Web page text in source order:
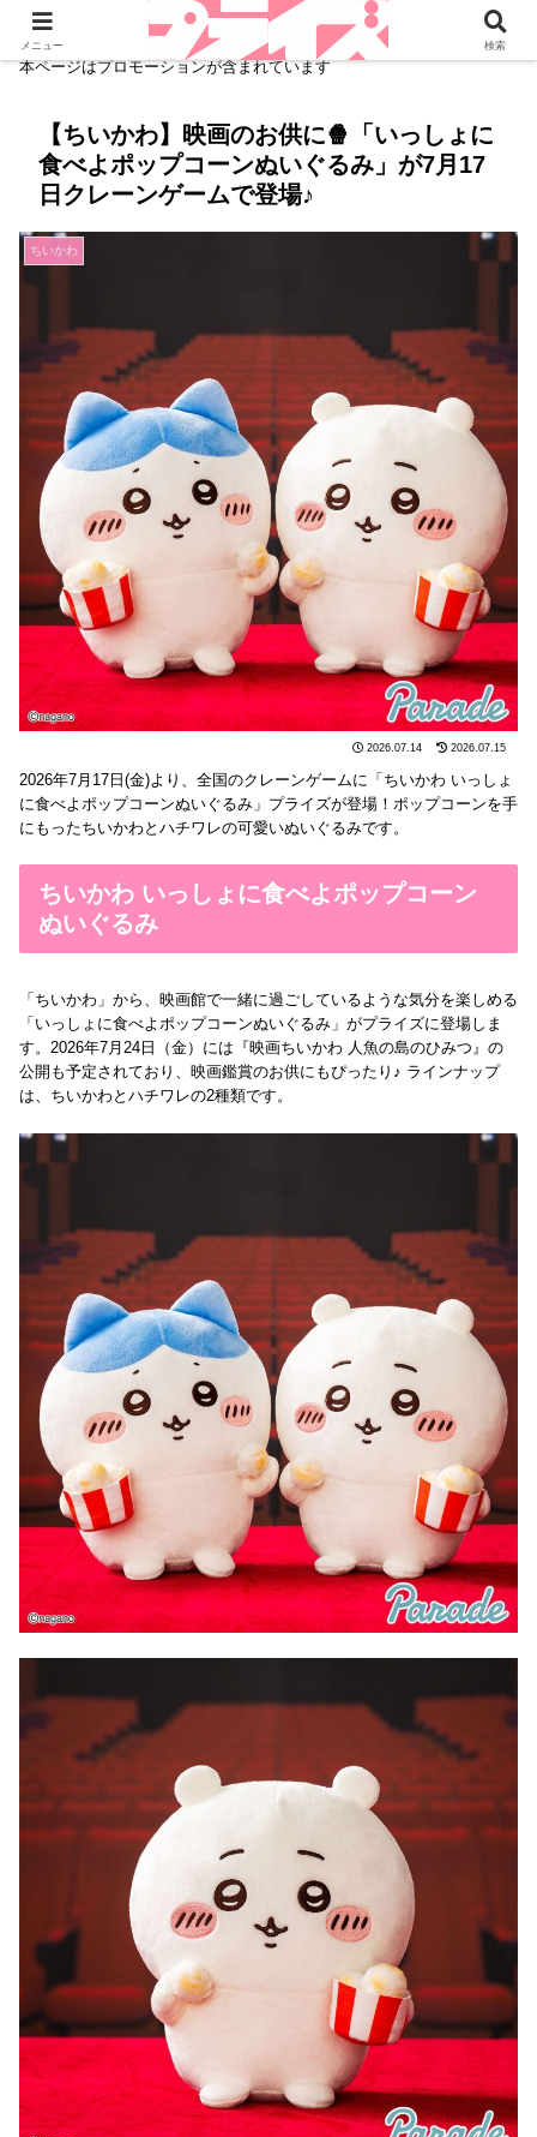
本ページはプロモーションが含まれています
【ちいかわ】映画のお供に🍿「いっしょに
食べよポップコーンぬいぐるみ」が7月17
日クレーンゲームで登場♪
ちいかわ
2026.07.14 2026.07.15
2026年7月17日(金)より、全国のクレーンゲームに「ちいかわ いっしょ
に食べよポップコーンぬいぐるみ」プライズが登場！ポップコーンを手
にもったちいかわとハチワレの可愛いぬいぐるみです。
ちいかわ いっしょに食べよポップコーン
ぬいぐるみ
「ちいかわ」から、映画館で一緒に過ごしているような気分を楽しめる
「いっしょに食べよポップコーンぬいぐるみ」がプライズに登場しま
す。2026年7月24日（金）には『映画ちいかわ 人魚の島のひみつ』の
公開も予定されており、映画鑑賞のお供にもぴったり♪ ラインナップ
は、ちいかわとハチワレの2種類です。
メニュー 検索